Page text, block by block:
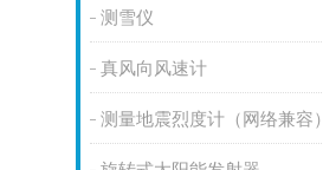
测雪仪
真风向风速计
测量地震烈度计（网络兼容）